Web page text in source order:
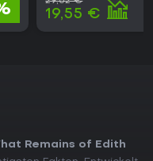
19,55 €
Remains of Edith